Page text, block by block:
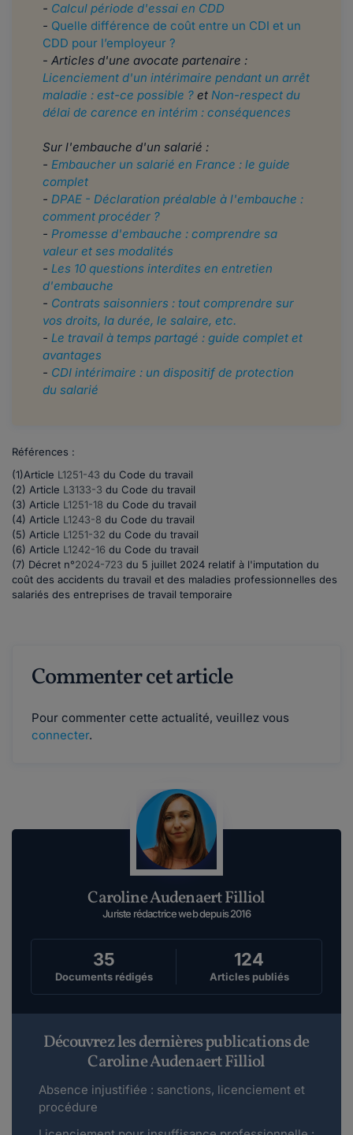
- Calcul période d'essai en CDD
- Quelle différence de coût entre un CDI et un
CDD pour l’employeur ?
- Articles d'une avocate partenaire :
Licenciement d'un intérimaire pendant un arrêt
maladie : est-ce possible ? et Non-respect du
délai de carence en intérim : conséquences
Sur l'embauche d'un salarié :
- Embaucher un salarié en France : le guide
complet
- DPAE - Déclaration préalable à l'embauche :
comment procéder ?
- Promesse d'embauche : comprendre sa
valeur et ses modalités
- Les 10 questions interdites en entretien
d'embauche
- Contrats saisonniers : tout comprendre sur
vos droits, la durée, le salaire, etc.
- Le travail à temps partagé : guide complet et
avantages
- CDI intérimaire : un dispositif de protection
du salarié
Références :
(1)Article L1251-43 du Code du travail
(2) Article L3133-3 du Code du travail
(3) Article L1251-18 du Code du travail
(4) Article L1243-8 du Code du travail
(5) Article L1251-32 du Code du travail
(6) Article L1242-16 du Code du travail
(7) Décret n°2024-723 du 5 juillet 2024 relatif à l'imputation du
coût des accidents du travail et des maladies professionnelles des
salariés des entreprises de travail temporaire
Commenter cet article
Pour commenter cette actualité, veuillez vous
connecter.
Caroline Audenaert Filliol
Juriste rédactrice web depuis 2016
35
Documents rédigés
124
Articles publiés
Découvrez les dernières publications de
Caroline Audenaert Filliol
Absence injustifiée : sanctions, licenciement et
procédure